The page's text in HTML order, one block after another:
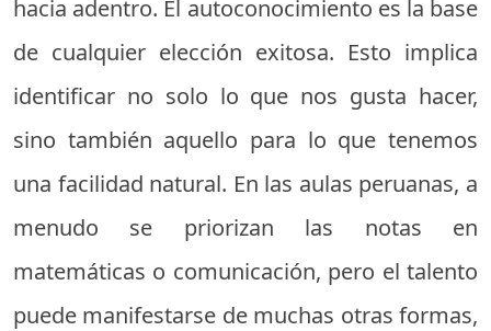
hacia adentro. El autoconocimiento es la base
de cualquier elección exitosa. Esto implica
identificar no solo lo que nos gusta hacer,
sino también aquello para lo que tenemos
una facilidad natural. En las aulas peruanas, a
menudo se priorizan las notas en
matemáticas o comunicación, pero el talento
puede manifestarse de muchas otras formas,